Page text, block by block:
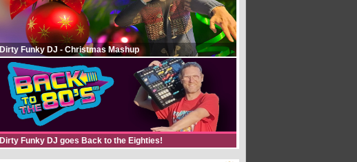
Dirty Funky DJ - Christmas Mashup
Dirty Funky DJ goes Back to the Eighties!